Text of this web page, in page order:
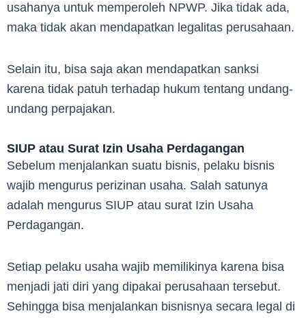
usahanya untuk memperoleh NPWP. Jika tidak ada,
maka tidak akan mendapatkan legalitas perusahaan.
Selain itu, bisa saja akan mendapatkan sanksi
karena tidak patuh terhadap hukum tentang undang-
undang perpajakan.
SIUP atau Surat Izin Usaha Perdagangan
Sebelum menjalankan suatu bisnis, pelaku bisnis
wajib mengurus perizinan usaha. Salah satunya
adalah mengurus SIUP atau surat Izin Usaha
Perdagangan.
Setiap pelaku usaha wajib memilikinya karena bisa
menjadi jati diri yang dipakai perusahaan tersebut.
Sehingga bisa menjalankan bisnisnya secara legal di